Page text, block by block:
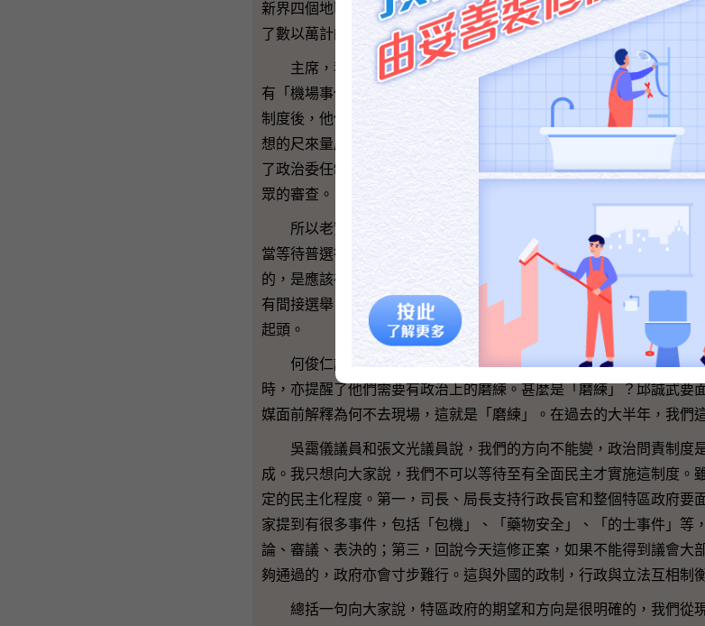
新界四個地區成立少數族裔支援服務中心，我們亦推動、創造了一百
了數以萬計的職位，是卓有成效的。
主席，我發覺在這議會與反對派議員辯論難度是很高的，因為他
有「機場事件」這類問題，他們就說：「為何沒有人問責？」在二Ｏ
制度後，他們又說做得不夠好，更因為「做得不夠好」而否定這制度
想的尺來量度現實，他們一定會佔上風的。但是，他們已經很「輕巧
了政治委任制度，我們每個主要官員每天都要在這議會、在傳媒向公
眾的審查。
所以老實一點去判斷現時的局面，政府與各黨派，以及泛民主派
當等待普選行政長官之後或之前才實施，是一個「雞」先或是「蛋」
的，是應該在現時繼續實行這制度，理據亦很簡單，香港民主政制是
有間接選舉，香港的政黨人數是少的。要擴闊參政空間，讓更多人士
起頭。
何俊仁議員作了很詳盡的發言，有一點我覺得說得很好的，他表
時，亦提醒了他們需要有政治上的磨練。甚麼是「磨練」？邱誠武要
媒面前解釋為何不去現場，這就是「磨練」。在過去的大半年，我們
吳靄儀議員和張文光議員說，我們的方向不能變，政治問責制度
成。我只想向大家說，我們不可以等待至有全面民主才實施這制度。
定的民主化程度。第一，司長、局長支持行政長官和整個特區政府要
家提到有很多事件，包括「包機」、「藥物安全」、「的士事件」等
論、審議、表決的；第三，回說今天這修正案，如果不能得到議會大
夠通過的，政府亦會寸步難行。這與外國的政制，行政與立法互相制
總括一句向大家說，特區政府的期望和方向是很明確的，我們從